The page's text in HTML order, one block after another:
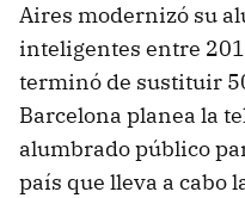
Aires modernizó su
inteligentes entre
terminó de sustituir
Barcelona planea la
alumbrado público
país que lleva a cabo